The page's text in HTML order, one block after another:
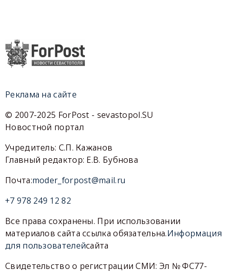
Реклама на сайте
© 2007-2025 ForPost - sevastopol.SU
Новостной портал
Учредитель: С.П. Кажанов
Главный редактор: Е.В. Бубнова
Почта:moder_forpost@mail.ru
+7 978 249 12 82
Все права сохранены. При использовании
материалов сайта ссылка обязательна.Информация
для пользователейсайта
Свидетельство о регистрации СМИ: Эл № ФС77-